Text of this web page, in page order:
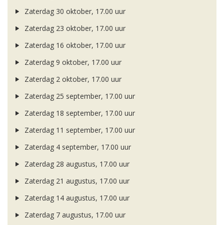
Zaterdag 30 oktober, 17.00 uur
Zaterdag 23 oktober, 17.00 uur
Zaterdag 16 oktober, 17.00 uur
Zaterdag 9 oktober, 17.00 uur
Zaterdag 2 oktober, 17.00 uur
Zaterdag 25 september, 17.00 uur
Zaterdag 18 september, 17.00 uur
Zaterdag 11 september, 17.00 uur
Zaterdag 4 september, 17.00 uur
Zaterdag 28 augustus, 17.00 uur
Zaterdag 21 augustus, 17.00 uur
Zaterdag 14 augustus, 17.00 uur
Zaterdag 7 augustus, 17.00 uur